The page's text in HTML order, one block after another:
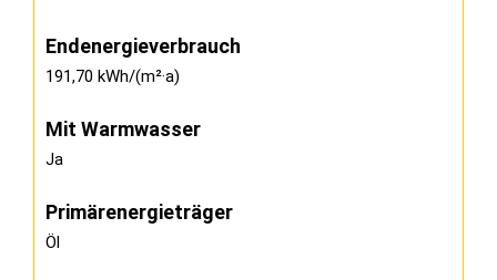
Endenergieverbrauch
191,70 kWh/(m²·a)
Mit Warmwasser
Ja
Primärenergieträger
Öl